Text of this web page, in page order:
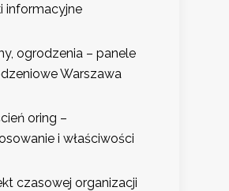
informacyjne
ogrodzenia – panele
Warszawa
oring –
i właściwości
czasowej organizacji